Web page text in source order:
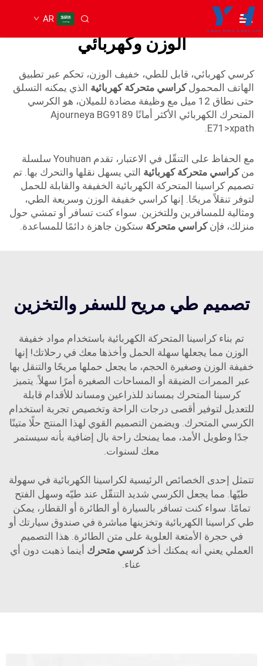
AR
كرسي متحرك قابل للطي خفيف
الوزن وكهربائي
كرسي كهربائي، قابل للطي، خفيف الوزن، تحكم عبر تطبيق
الهاتف المحمولكراسي متحركة كهربائية الذي يمكنه التسلق
حتى نطاق 12 ميل مع وظيفة مضادة للميلان، هو الكرسي
المتحرك الكهربائي الأكثر أمانًا Ajourneya BG9189
E71>xpath.
مع الحفاظ على التنقّل في الاعتبار، تقدم Youhuan سلسلة
منكراسي متحركة كهربائية التي يسهل نقلها والتحرك بها. تم
تصميم كراسينا المتحركة الكهربائية الخفيفة والقابلة للحمل
لتوفر تنقلاً مريحًا. إنها كراسي خفيفة الوزن وسريعة الطي،
ومثالية للمسافرين وللتخزين. سواء كنت تسافر أو تمشي حول
منزلك، فإنكراسي متحركة ستكون جاهزة دائمًا للمساعدة.
تصميم طي مريح للسفر والتخزين
تم بناء كراسينا المتحركة الكهربائية باستخدام مواد خفيفة
الوزن مما يجعلها سهلة الحمل وأخذها معك في رحلاتك! إنها
خفيفة الوزن وصغيرة الحجم، ما يجعل حملها مريحًا والتنقل بها
عبر الممرات الضيقة أو المساحات الصغيرة أمرًا سهلاً. يتميز
كرسينا المتحرك بمساند للذراعين ومساند للأقدام قابلة
للتعديل لتوفير أقصى درجات الراحة وتخصيص تجربة استخدام
الكرسي المتحرك. ويضمن التصميم القوي لهذا المنتج حلًا متينًا
جدًا وطويل الأمد، مما يمنحك راحة بال إضافية بأنه سيستمر
معك لسنوات.
تتمثل إحدى الخصائص الرئيسية لكراسينا الكهربائية في سهولة
طيّها. مما يجعل الكرسي شديد التنقّل عند طيّه وسهل الفتح
تمامًا. سواء كنت تسافر بالسيارة أو الطائرة أو القطار، يمكن
طي كراسينا الكهربائية وتخزينها مباشرة في صندوق سيارتك أو
في حجرة الأمتعة العلوية على متن الطائرة. هذا التصميم
العملي يعني أنه يمكنك أخذكرسي متحرك أينما ذهبت دون أي
عناء.